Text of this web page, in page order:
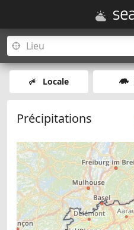
Locale
Précipitations